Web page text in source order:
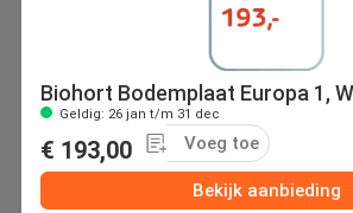
Biohort Bodemplaat Europa 1,
Geldig: 26 jan t/m 31 dec
€ 193,00 Voeg toe
Bekijk aanbieding